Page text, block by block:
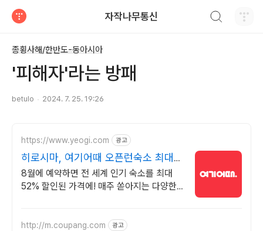
자작나무통신
종횡사해/한반도-동아시아
'피해자'라는 방패
betulo 2024. 7. 25. 19:26
https://www.yeogi.com 광고
히로시마, 여기어때 오픈런숙소 최대
81% 할인
8월에 예약하면 전 세계 인기 숙소를 최대
52% 할인된 가격에! 매주 쏟아지는 다양한
http://m.coupang.com 광고